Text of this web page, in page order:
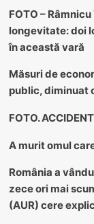
FOTO –
longevitate: doi
în această vară
Măsuri de
public, diminuat
FOTO.
A murit omul
România a
zece ori mai
(AUR) cere